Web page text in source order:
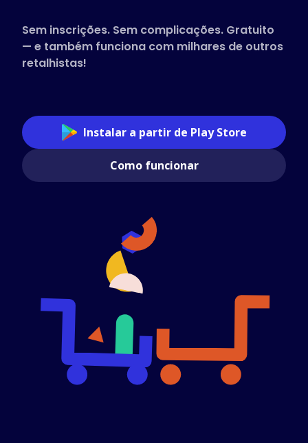
Sem inscrições. Sem complicações. Gratuito
— e também funciona com milhares de outros
retalhistas!
Instalar a partir de Play Store
Como funcionar